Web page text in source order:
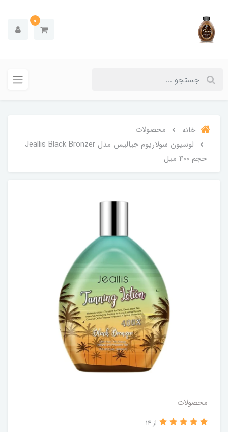
0
خانه
محصولات
لوسیون سولاریوم جیالیس مدل Jeallis Black Bronzer
حجم 400 میل
محصولات
از 14